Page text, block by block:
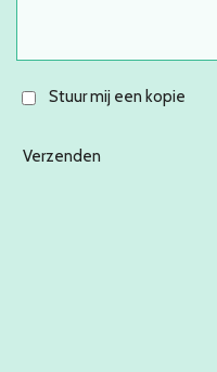
Stuur mij een kopie
Verzenden